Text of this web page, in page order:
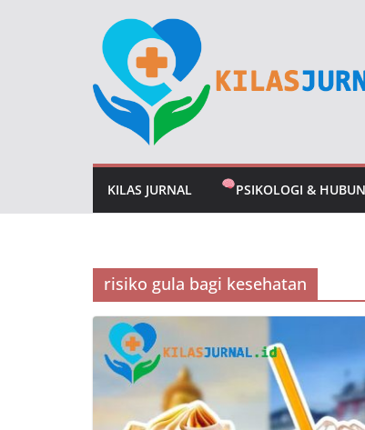
KILAS JURNAL PSIKOLOGI &
risiko gula bagi kesehatan